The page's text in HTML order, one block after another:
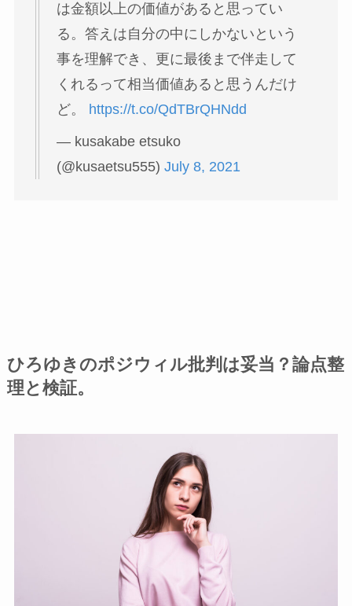
は金額以上の価値があると思ってい
る。答えは自分の中にしかないという
事を理解でき、更に最後まで伴走して
くれるって相当価値あると思うんだけ
ど。
https://t.co/QdTBrQHNdd
— kusakabe etsuko
(@kusaetsu555) July 8, 2021
ひろゆきのポジウィル批判は妥当？論点整
理と検証。